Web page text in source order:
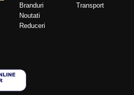
Branduri
Noutati
Reduceri
Transport